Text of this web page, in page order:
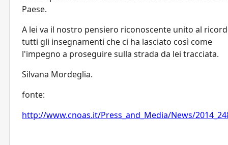
Paese.
A lei va il nostro pensiero riconoscente unito al
tutti gli insegnamenti che ci ha lasciato così come
l'impegno a proseguire sulla strada da lei tracciata.
Silvana Mordeglia.
fonte:
http://www.cnoas.it/Press_and_Media/News/